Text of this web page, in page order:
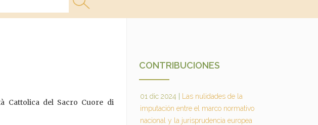
Cattolica del Sacro Cuore di
CONTRIBUCIONES
01 dic 2024
Las nulidades de la
imputación entre el marco normativo
nacional y la jurisprudencia europea